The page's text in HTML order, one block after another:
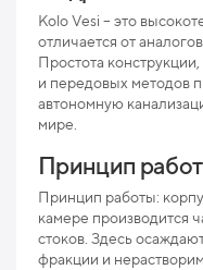
Kolo Vesi – это
отличается от
Простота
и передовых методов
автономную
мире.
Принцип
Принцип работы:
камере производится
стоков. Здесь
фракции и